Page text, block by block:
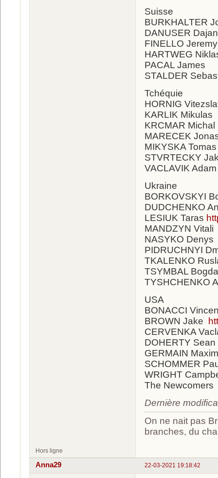
Suisse
BURKHALTER
DANUSER Dajan
FINELLO
HARTWEG
PACAL James
STALDER
Tchéquie
HORNIG
KARLIK
KRCMAR
MARECEK
MIKYSKA
STVRTECKY
VACLAVIK
Ukraine
BORKOVSKYI
DUDCHENKO
LESIUK Taras
MANDZYN Vitali
NASYKO Denys
PIDRUCHNYI
TKALENKO
TSYMBAL
TYSHCHENKO
USA
BONACCI
BROWN Jake
CERVENKA
DOHERTY Sean
GERMAIN
SCHOMMER
WRIGHT
The Newcomers
Dernière
On ne nait pas
branches, du
Hors ligne
22-03-2021 19:18:42
Anna29